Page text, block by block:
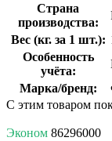
Страна
производства:
Вес (кг. за 1 шт.):
Особенность
учёта:
Марка/бренд:
С этим товаром
Эконом 86296000